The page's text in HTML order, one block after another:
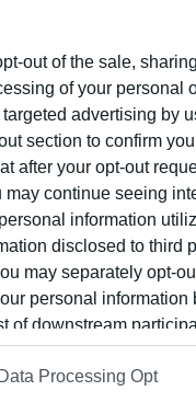
out of the sale,
of your personal
advertising by
section to confirm
after your opt-out
may continue seeing
information
disclosed to third
may separately opt-
personal information
of downstream
also be disclosed by
of Downstream
it to other third parties.
Processing Opt
Αρχές.
το enimerosi στο
Συνδρομητές στο e-